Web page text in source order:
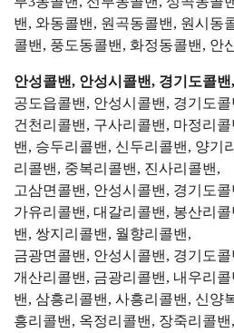
밴, 와동콜밴, 원곡동콜밴, 원시동
콜밴, 풍도동콜밴, 화정동콜밴, 안
안성콜밴, 안성시콜밴, 경기도콜
공도읍콜밴, 안성시콜밴, 경기도콜
건천리콜밴, 구사리콜밴, 마정리
밴, 승두리콜밴, 신두리콜밴, 양기
리콜밴, 중복리콜밴, 진사리콜밴,
고삼면콜밴, 안성시콜밴, 경기도콜
가유리콜밴, 대갈리콜밴, 봉산리
밴, 쌍지리콜밴, 월향리콜밴,
금광면콜밴, 안성시콜밴, 경기도콜
개산리콜밴, 금광리콜밴, 내우리
밴, 삼흥리콜밴, 사흥리콜밴, 신양
흥리콜밴, 옥정리콜밴, 장죽리콜